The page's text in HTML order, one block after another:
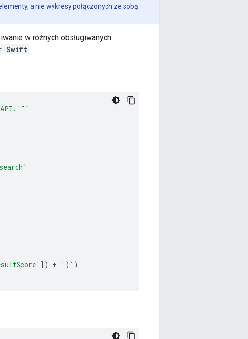
a nie wykresy połączonych ze sobą
w różnych obsługiwanych
Swift .
API."""
]) + ')' )